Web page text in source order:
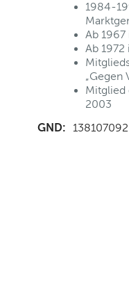
1984-
Ab 1967
Ab 1972
„Gegen
Mitglied
2003
GND: 138107092